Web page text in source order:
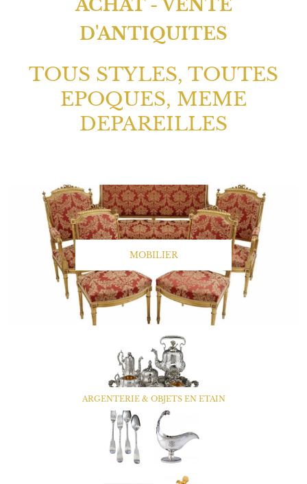
ACHAT - VENTE
D'ANTIQUITES
TOUS STYLES, TOUTES
EPOQUES, MEME
DEPAREILLES
MOBILIER
ARGENTERIE & OBJETS EN ETAIN